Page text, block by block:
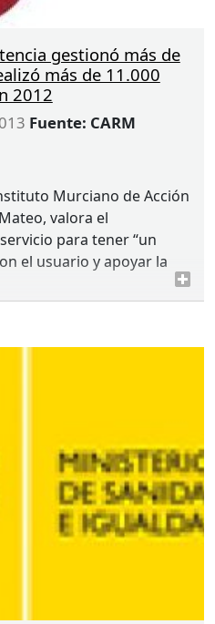
gestionó más de
más de 11.000
2012
Fuente: CARM
Murciano de Acción
valora el
para tener “un
el usuario y apoyar la
4,93 sobre 5 puntos.